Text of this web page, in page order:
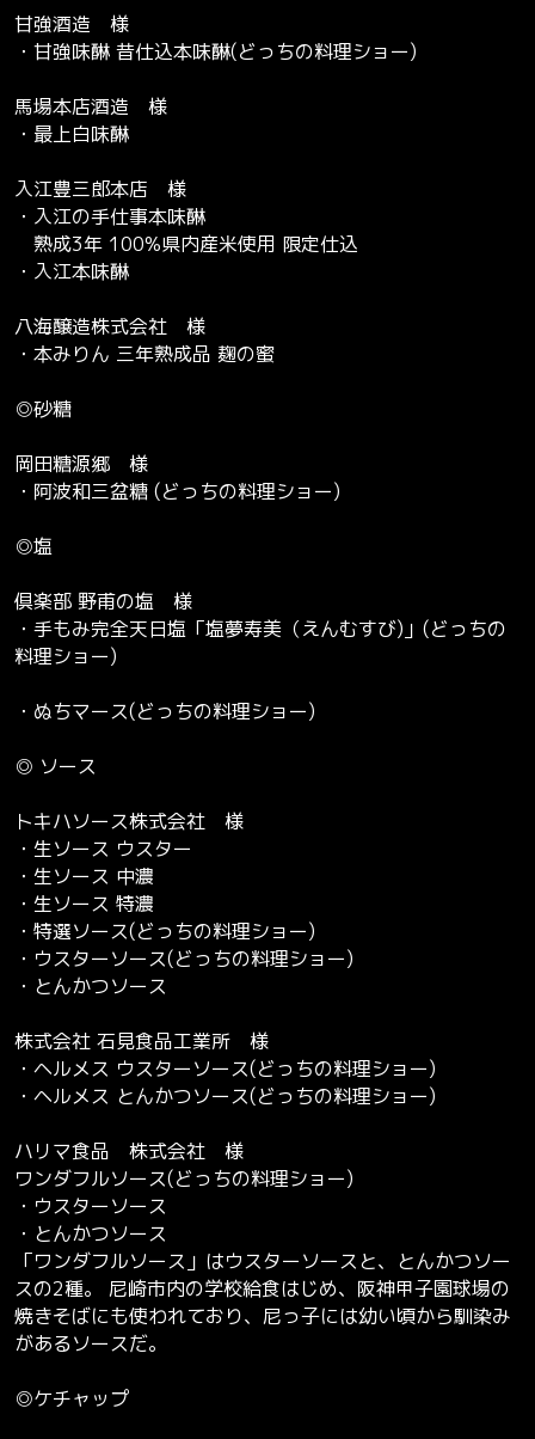
甘強酒造 様
・甘強味醂 昔仕込本味醂(どっちの料理ショー)
馬場本店酒造 様
・最上白味醂
入江豊三郎本店 様
・入江の手仕事本味醂
熟成3年 100%県内産米使用 限定仕込
・入江本味醂
八海醸造株式会社 様
・本みりん 三年熟成品 麹の蜜
◎砂糖
岡田糖源郷 様
・阿波和三盆糖 (どっちの料理ショー)
◎塩
倶楽部 野甫の塩 様
・手もみ完全天日塩「塩夢寿美（えんむすび)」(どっちの
料理ショー)
・ぬちマース(どっちの料理ショー)
◎ ソース
トキハソース株式会社 様
・生ソース ウスター
・生ソース 中濃
・生ソース 特濃
・特選ソース(どっちの料理ショー)
・ウスターソース(どっちの料理ショー)
・とんかつソース
株式会社 石見食品工業所 様
・ヘルメス ウスターソース(どっちの料理ショー)
・ヘルメス とんかつソース(どっちの料理ショー)
ハリマ食品 株式会社 様
ワンダフルソース(どっちの料理ショー)
・ウスターソース
・とんかつソース
「ワンダフルソース」はウスターソースと、とんかつソー
スの2種。 尼崎市内の学校給食はじめ、阪神甲子園球場の
焼きそばにも使われており、尼っ子には幼い頃から馴染み
があるソースだ。
◎ケチャップ